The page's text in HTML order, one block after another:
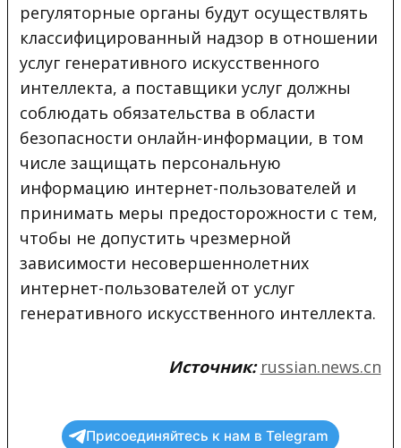
регуляторные органы будут осуществлять
классифицированный надзор в отношении
услуг генеративного искусственного
интеллекта, а поставщики услуг должны
соблюдать обязательства в области
безопасности онлайн-информации, в том
числе защищать персональную
информацию интернет-пользователей и
принимать меры предосторожности с тем,
чтобы не допустить чрезмерной
зависимости несовершеннолетних
интернет-пользователей от услуг
генеративного искусственного интеллекта.
Источник: russian.news.cn
Присоединяйтесь к нам в Telegram